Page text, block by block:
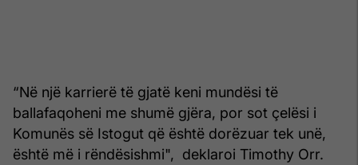
“Në një karrierë të gjatë keni mundësi të
ballafaqoheni me shumë gjëra, por sot çelësi i
Komunës së Istogut që është dorëzuar tek unë,
është më i rëndësishmi", deklaroi Timothy Orr.